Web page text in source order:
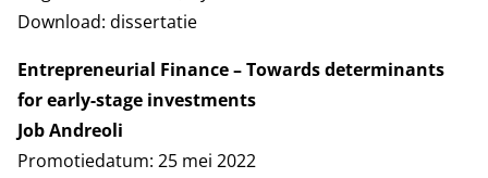
Download: dissertatie
Entrepreneurial Finance – Towards determinants
for early-stage investments
Job Andreoli
Promotiedatum: 25 mei 2022